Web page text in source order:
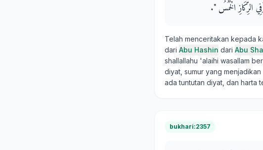
الرِّكَازِ الْخُمُسُ ‏"‏‏.‏
Telah menceritakan kepada
dari Abu Hashin dari Abu
shallallahu 'alaihi wasallam
diyat, sumur yang
ada tuntutan diyat, dan harta
bukhari:2357